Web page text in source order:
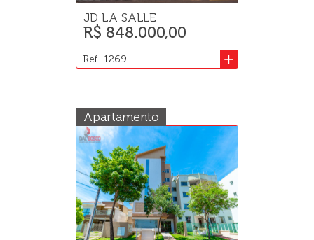
JD LA SALLE
R$ 848.000,00
+
Ref.: 1269
Apartamento